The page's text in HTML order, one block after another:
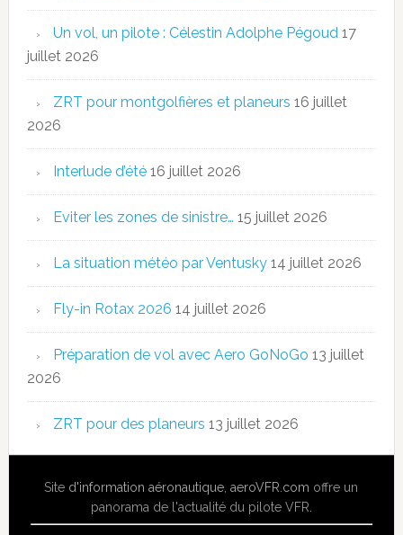
Un vol, un pilote : Célestin Adolphe Pégoud 17
juillet 2026
ZRT pour montgolfières et planeurs 16 juillet
2026
Interlude d’été 16 juillet 2026
Eviter les zones de sinistre… 15 juillet 2026
La situation météo par Ventusky 14 juillet 2026
Fly-in Rotax 2026 14 juillet 2026
Préparation de vol avec Aero GoNoGo 13 juillet
2026
ZRT pour des planeurs 13 juillet 2026
Site d'information aéronautique,aeroVFR.com offre un
panorama de l'actualité du pilote VFR.